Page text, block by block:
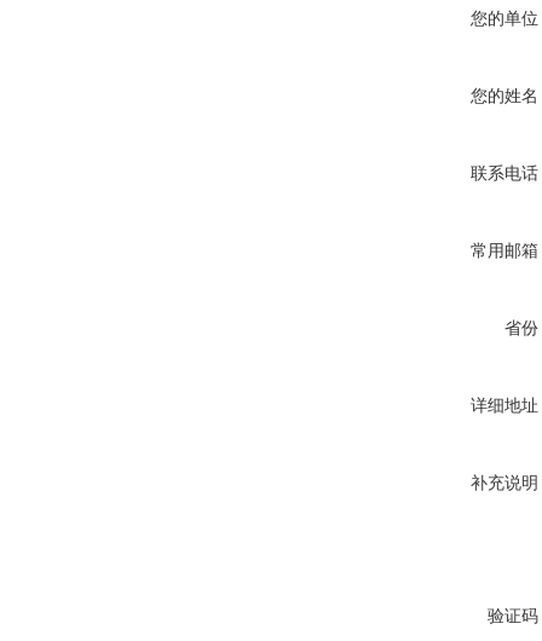
您的单位
您的姓名
联系电话
常用邮箱
省份
详细地址
补充说明
验证码